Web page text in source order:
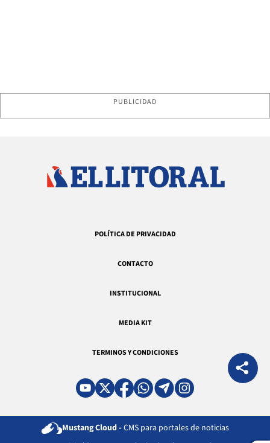
PUBLICIDAD
POLÍTICA DE PRIVACIDAD
CONTACTO
INSTITUCIONAL
MEDIA KIT
TERMINOS Y CONDICIONES
Mustang Cloud - CMS para portales de noticias